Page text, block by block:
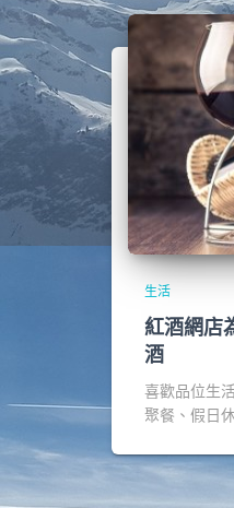
生活
紅酒網店
酒
喜歡品位生
聚餐、假日